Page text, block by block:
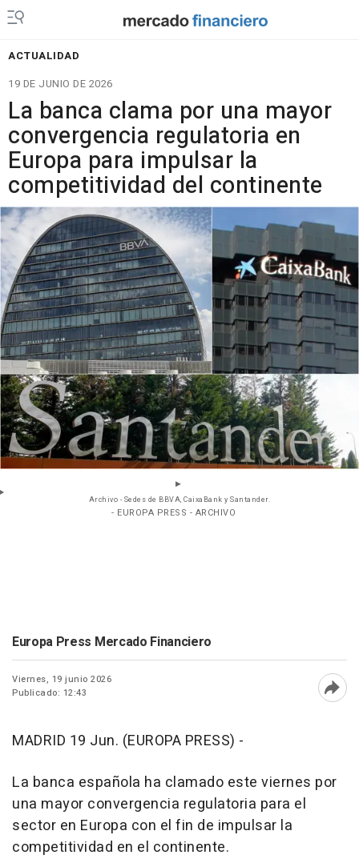
ACTUALIDAD
19 DE JUNIO DE 2026
La banca clama por una mayor
convergencia regulatoria en
Europa para impulsar la
competitividad del continente
Archivo - Sedes de BBVA, CaixaBank y Santander.
- EUROPA PRESS - ARCHIVO
Europa Press Mercado Financiero
Viernes, 19 junio 2026
Publicado: 12:43
MADRID 19 Jun. (EUROPA PRESS) -
La banca española ha clamado este viernes por
una mayor convergencia regulatoria para el
sector en Europa con el fin de impulsar la
competitividad en el continente.